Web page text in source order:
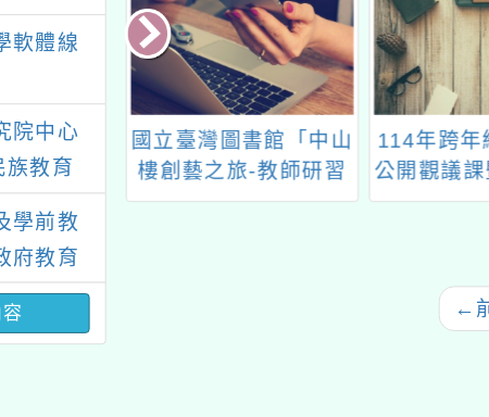
軟體線
院中心
族教育
學前教
府教育
教師專
畫－夢
文學閱讀
期實施計
補助申請
國立臺灣圖書館「中山
樓創藝之旅-教師研習
營」
114年跨年
公開觀議
←